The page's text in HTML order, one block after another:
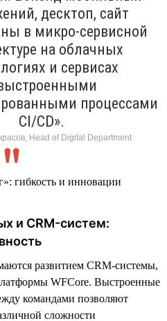
десктоп, сайт
в микро-сервисной
на облачных
и сервисах
процессами
CI/CD».
Head of Digital Department
и CRM-систем:
развитием CRM-системы,
WFСore. Выстроенные
командами позволяют
сложности